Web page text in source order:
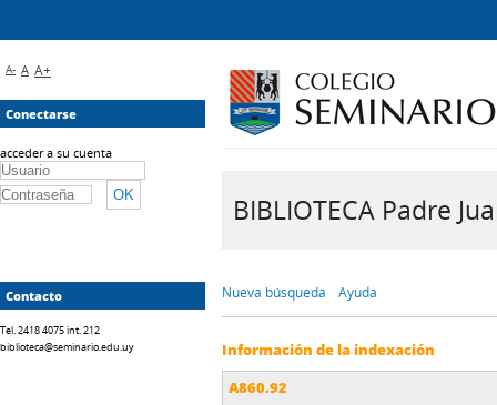
BIBLIOTECA Padre
Nueva búsqueda Ayuda
Información de la indexación
A860.92
A- A A+
Conectarse
acceder a su cuenta
Contacto
Tel. 2418 4075 int. 212
biblioteca@seminario.edu.uy